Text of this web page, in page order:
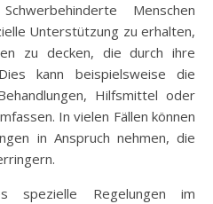
Menschen
Unterstützung zu erhalten,
zu decken, die durch ihre
kann beispielsweise die
Hilfsmittel oder
In vielen Fällen können
in Anspruch nehmen, die
spezielle Regelungen im